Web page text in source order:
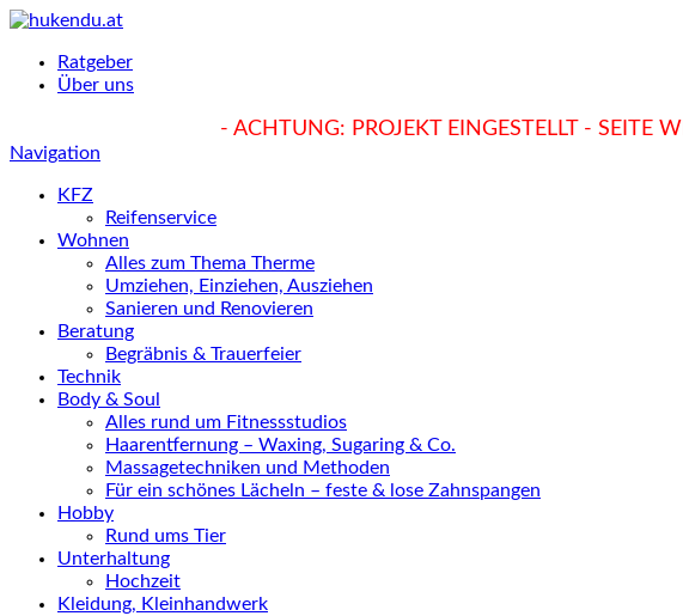
Ratgeber
Über uns
- ACHTUNG: PROJEKT EINGESTELLT - SEITE
Navigation
KFZ
Reifenservice
Wohnen
Alles zum Thema Therme
Umziehen, Einziehen, Ausziehen
Sanieren und Renovieren
Beratung
Begräbnis & Trauerfeier
Technik
Body & Soul
Alles rund um Fitnessstudios
Haarentfernung – Waxing, Sugaring & Co.
Massagetechniken und Methoden
Für ein schönes Lächeln – feste & lose Zahnspangen
Hobby
Rund ums Tier
Unterhaltung
Hochzeit
Kleidung, Kleinhandwerk